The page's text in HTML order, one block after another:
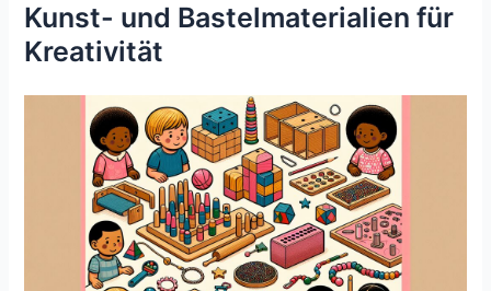
Kunst- und Bastelmaterialien für
Kreativität